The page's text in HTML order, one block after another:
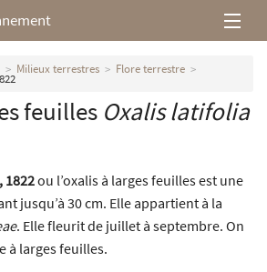
Milieux terrestres Flore terrestre
feuilles Oxalis latifolia
ou l’oxalis à larges feuilles est une
jusqu’à 30 cm. Elle appartient à la
. Elle fleurit de juillet à septembre. On
à larges feuilles.